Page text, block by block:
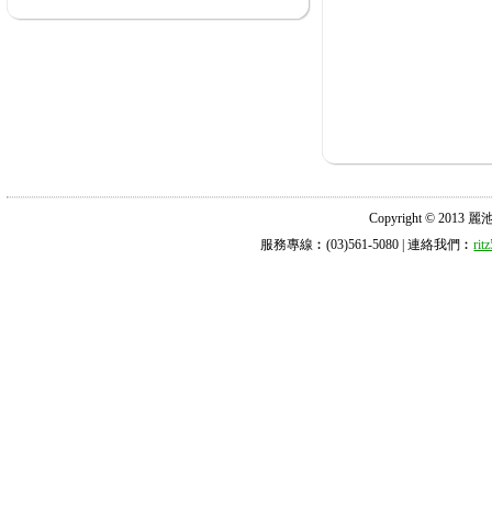
Copyright © 2013 麗
服務專線︰(03)561-5080 | 連絡我們︰